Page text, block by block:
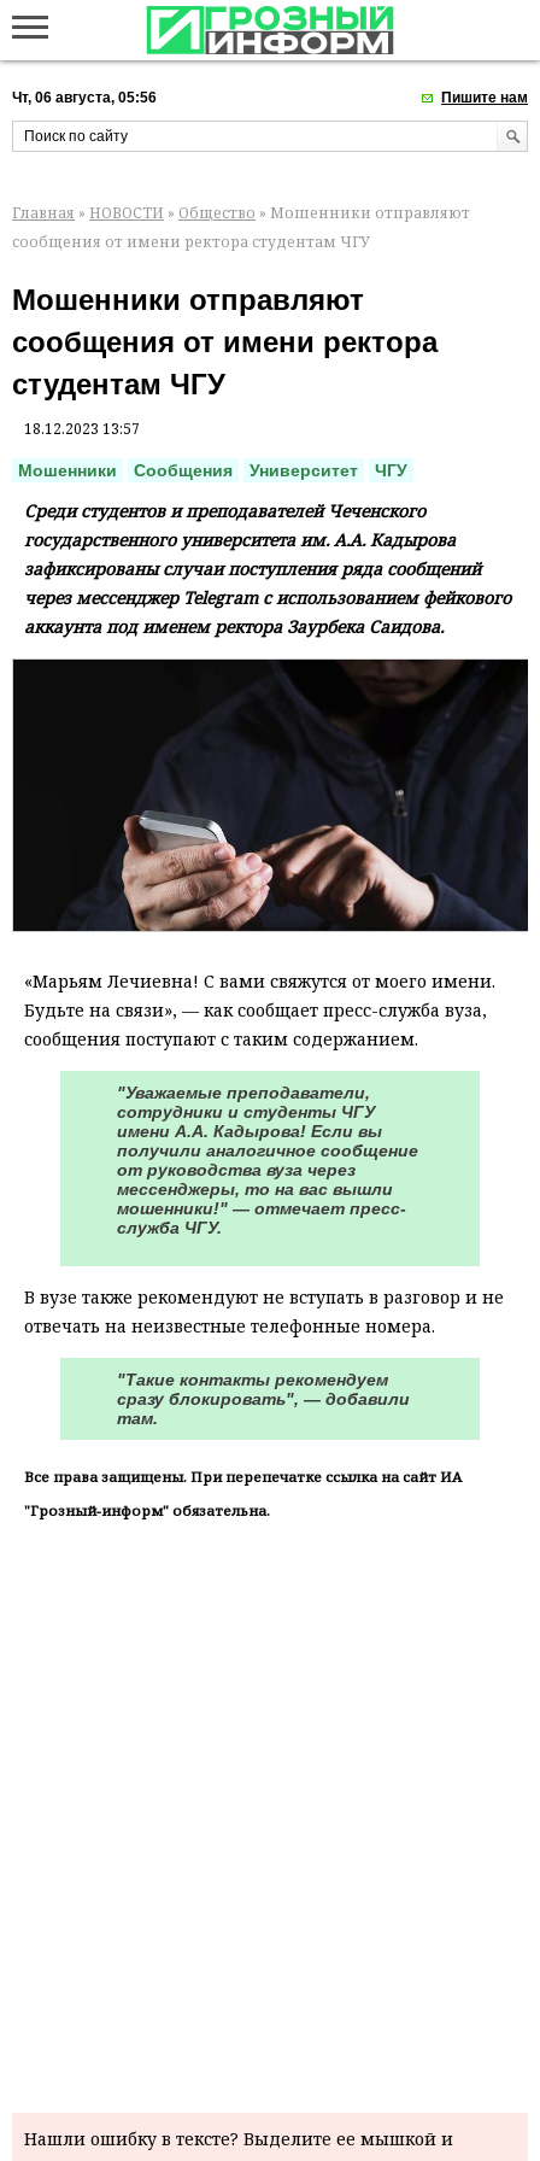
Чт, 06 августа, 05:56 Пишите нам
Главная » НОВОСТИ » Общество » Мошенники отправляют
сообщения от имени ректора студентам ЧГУ
Мошенники отправляют
сообщения от имени ректора
студентам ЧГУ
18.12.2023 13:57
Мошенники Сообщения Университет ЧГУ
Среди студентов и преподавателей Чеченского
государственного университета им. А.А. Кадырова
зафиксированы случаи поступления ряда сообщений
через мессенджер Telegram с использованием фейкового
аккаунта под именем ректора Заурбека Саидова.
«Марьям Лечиевна! С вами свяжутся от моего имени.
Будьте на связи», — как сообщает пресс-служба вуза,
сообщения поступают с таким содержанием.
"Уважаемые преподаватели,
сотрудники и студенты ЧГУ
имени А.А. Кадырова! Если вы
получили аналогичное сообщение
от руководства вуза через
мессенджеры, то на вас вышли
мошенники!" — отмечает пресс-
служба ЧГУ.
В вузе также рекомендуют не вступать в разговор и не
отвечать на неизвестные телефонные номера.
"Такие контакты рекомендуем
сразу блокировать", — добавили
там.
Все права защищены. При перепечатке ссылка на сайт ИА
"Грозный-информ" обязательна.
Нашли ошибку в тексте? Выделите ее мышкой и